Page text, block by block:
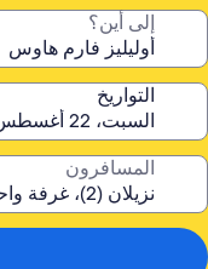
3.0
إلى أين؟
التواريخ
المسافرون